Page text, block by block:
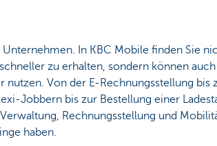
In KBC Mobile finden Sie
zu erhalten, sondern können
Von der E-Rechnungsstellung bis
Jobbern bis zur Bestellung einer
Rechnungsstellung und
haben.